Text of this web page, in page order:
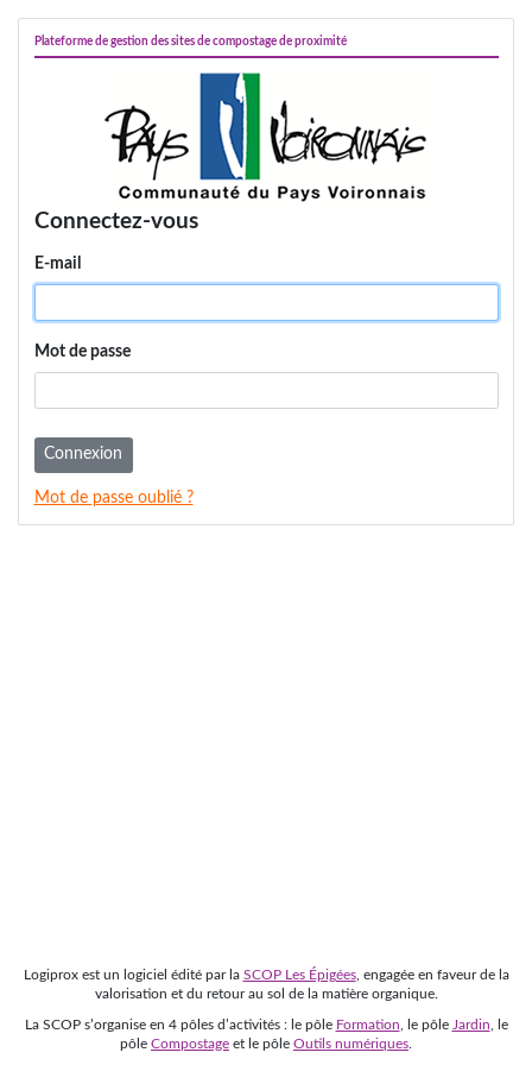
Plateforme de gestion des sites de compostage de proximité
Connectez-vous
E-mail
Mot de passe
Connexion
Mot de passe oublié ?
Logiprox est un logiciel édité par la SCOP Les Épigées, engagée en faveur de la
valorisation et du retour au sol de la matière organique.
La SCOP s’organise en 4 pôles d’activités : le pôle Formation , le pôle Jardin , le
pôle Compostage et le pôle Outils numériques